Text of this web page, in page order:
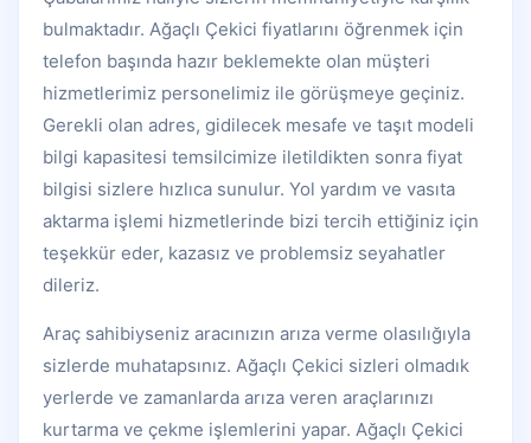
bulmaktadır. Ağaçlı Çekici fiyatlarını öğrenmek için
telefon başında hazır beklemekte olan müşteri
hizmetlerimiz personelimiz ile görüşmeye geçiniz.
Gerekli olan adres, gidilecek mesafe ve taşıt modeli
bilgi kapasitesi temsilcimize iletildikten sonra fiyat
bilgisi sizlere hızlıca sunulur. Yol yardım ve vasıta
aktarma işlemi hizmetlerinde bizi tercih ettiğiniz için
teşekkür eder, kazasız ve problemsiz seyahatler
dileriz.
Araç sahibiyseniz aracınızın arıza verme olasılığıyla
sizlerde muhatapsınız. Ağaçlı Çekici sizleri olmadık
yerlerde ve zamanlarda arıza veren araçlarınızı
kurtarma ve çekme işlemlerini yapar. Ağaçlı Çekici